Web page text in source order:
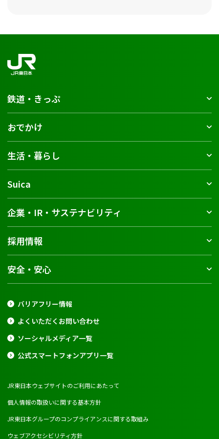
鉄道・きっぷ
おでかけ
生活・暮らし
Suica
企業・IR・サステナビリティ
採用情報
安全・安心
バリアフリー情報
よくいただくお問い合わせ
ソーシャルメディア一覧
公式スマートフォンアプリ一覧
JR東日本ウェブサイトのご利用にあたって
個人情報の取扱いに関する基本方針
JR東日本グループのコンプライアンスに関する取組み
ウェブアクセシビリティ方針